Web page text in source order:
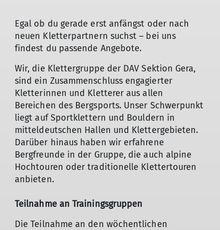
Egal ob du gerade erst anfängst oder nach
neuen Kletterpartnern suchst – bei uns
findest du passende Angebote.
Wir, die Klettergruppe der DAV Sektion Gera,
sind ein Zusammenschluss engagierter
Kletterinnen und Kletterer aus allen
Bereichen des Bergsports. Unser Schwerpunkt
liegt auf Sportklettern und Bouldern in
mitteldeutschen Hallen und Klettergebieten.
Darüber hinaus haben wir erfahrene
Bergfreunde in der Gruppe, die auch alpine
Hochtouren oder traditionelle Klettertouren
anbieten.
Teilnahme an Trainingsgruppen
Die Teilnahme an den wöchentlichen